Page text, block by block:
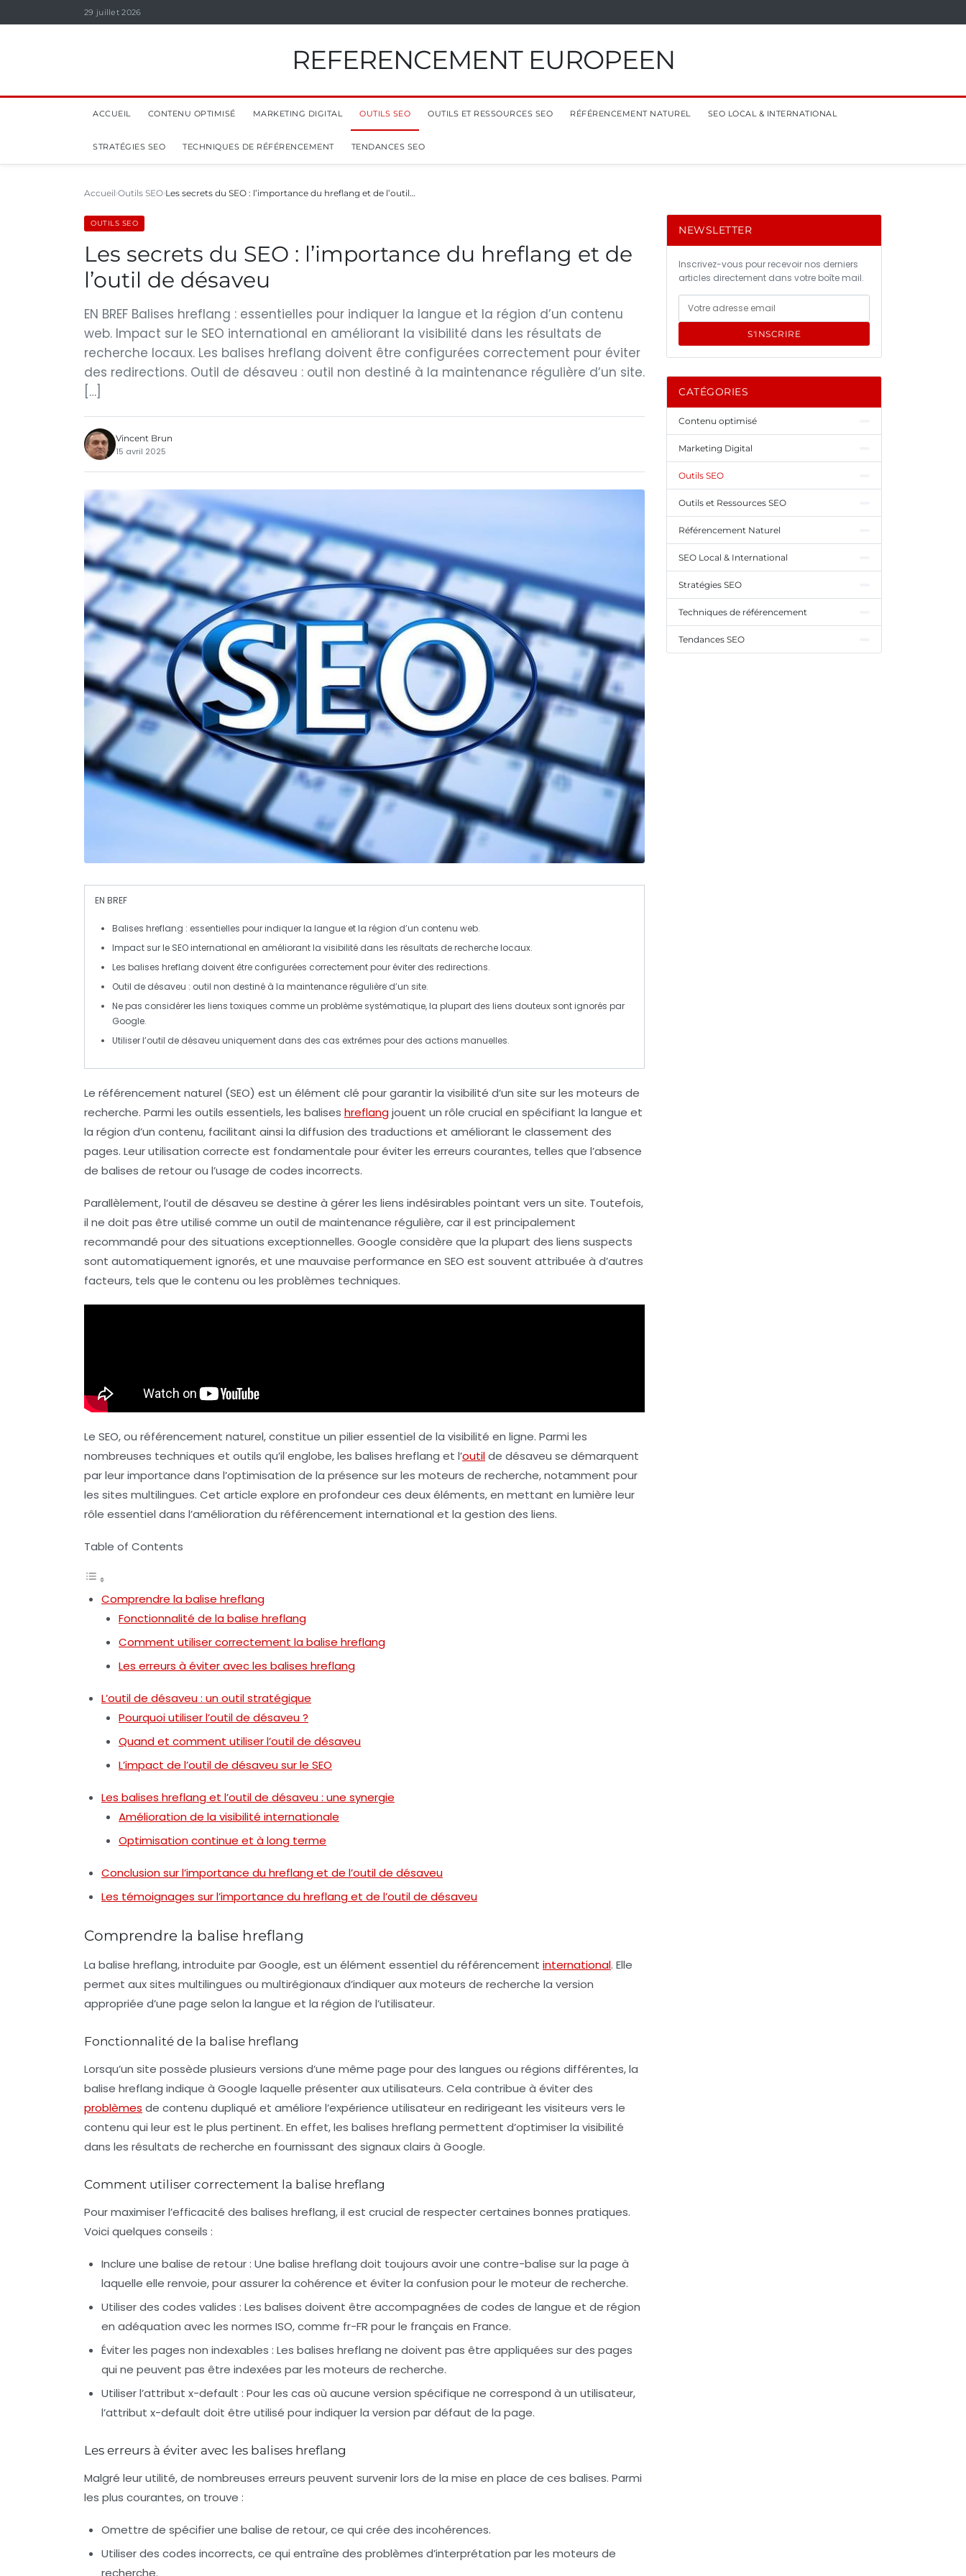
29 juillet 2026
REFERENCEMENT EUROPEEN
ACCUEIL CONTENU OPTIMISÉ MARKETING DIGITAL OUTILS SEO OUTILS ET RESSOURCES SEO RÉFÉRENCEMENT NATUREL SEO LOCAL & INTERNATIONAL
STRATÉGIES SEO TECHNIQUES DE RÉFÉRENCEMENT TENDANCES SEO
Accueil Outils SEO Les secrets du SEO : l’importance du hreflang et de l’outil…
OUTILS SEO
Les secrets du SEO : l’importance du hreflang et de
l’outil de désaveu
EN BREF Balises hreflang : essentielles pour indiquer la langue et la région d’un contenu
web. Impact sur le SEO international en améliorant la visibilité dans les résultats de
recherche locaux. Les balises hreflang doivent être configurées correctement pour éviter
des redirections. Outil de désaveu : outil non destiné à la maintenance régulière d’un site.
[…]
Vincent Brun
15 avril 2025
EN BREF
Balises hreflang : essentielles pour indiquer la langue et la région d’un contenu web.
Impact sur le SEO international en améliorant la visibilité dans les résultats de recherche locaux.
Les balises hreflang doivent être configurées correctement pour éviter des redirections.
Outil de désaveu : outil non destiné à la maintenance régulière d’un site.
Ne pas considérer les liens toxiques comme un problème systématique, la plupart des liens douteux sont ignorés par
Google.
Utiliser l’outil de désaveu uniquement dans des cas extrêmes pour des actions manuelles.
Le référencement naturel (SEO) est un élément clé pour garantir la visibilité d’un site sur les moteurs de
recherche. Parmi les outils essentiels, les balises hreflangjouent un rôle crucial en spécifiant la langue et
la région d’un contenu, facilitant ainsi la diffusion des traductions et améliorant le classement des
pages. Leur utilisation correcte est fondamentale pour éviter les erreurs courantes, telles que l’absence
de balises de retour ou l’usage de codes incorrects.
Parallèlement, l’outil de désaveu se destine à gérer les liens indésirables pointant vers un site. Toutefois,
il ne doit pas être utilisé comme un outil de maintenance régulière, car il est principalement
recommandé pour des situations exceptionnelles. Google considère que la plupart des liens suspects
sont automatiquement ignorés, et une mauvaise performance en SEO est souvent attribuée à d’autres
facteurs, tels que le contenu ou les problèmes techniques.
Le SEO, ou référencement naturel, constitue un pilier essentiel de la visibilité en ligne. Parmi les
nombreuses techniques et outils qu’il englobe, les balises hreflang et l’outilde désaveu se démarquent
par leur importance dans l’optimisation de la présence sur les moteurs de recherche, notamment pour
les sites multilingues. Cet article explore en profondeur ces deux éléments, en mettant en lumière leur
rôle essentiel dans l’amélioration du référencement international et la gestion des liens.
Table of Contents
Comprendre la balise hreflang
Fonctionnalité de la balise hreflang
Comment utiliser correctement la balise hreflang
Les erreurs à éviter avec les balises hreflang
L’outil de désaveu : un outil stratégique
Pourquoi utiliser l’outil de désaveu ?
Quand et comment utiliser l’outil de désaveu
L’impact de l’outil de désaveu sur le SEO
Les balises hreflang et l’outil de désaveu : une synergie
Amélioration de la visibilité internationale
Optimisation continue et à long terme
Conclusion sur l’importance du hreflang et de l’outil de désaveu
Les témoignages sur l’importance du hreflang et de l’outil de désaveu
Comprendre la balise hreflang
La balise hreflang, introduite par Google, est un élément essentiel du référencement international. Elle
permet aux sites multilingues ou multirégionaux d’indiquer aux moteurs de recherche la version
appropriée d’une page selon la langue et la région de l’utilisateur.
Fonctionnalité de la balise hreflang
Lorsqu’un site possède plusieurs versions d’une même page pour des langues ou régions différentes, la
balise hreflang indique à Google laquelle présenter aux utilisateurs. Cela contribue à éviter des
problèmes de contenu dupliqué et améliore l’expérience utilisateuren redirigeant les visiteurs vers le
contenu qui leur est le plus pertinent. En effet, les balises hreflang permettent d’optimiser la visibilité
dans les résultats de recherche en fournissant des signaux clairs à Google.
Comment utiliser correctement la balise hreflang
Pour maximiser l’efficacité des balises hreflang, il est crucial de respecter certaines bonnes pratiques.
Voici quelques conseils :
Inclure une balise de retour: Une balise hreflang doit toujours avoir une contre-balise sur la page à
laquelle elle renvoie, pour assurer la cohérence et éviter la confusion pour le moteur de recherche.
Utiliser des codes valides : Les balises doivent être accompagnées de codes de langue et de région
en adéquation avec les normes ISO, comme fr-FR pour le français en France.
Éviter les pages non indexables : Les balises hreflang ne doivent pas être appliquées sur des pages
qui ne peuvent pas être indexées par les moteurs de recherche.
Utiliser l’attribut x-default : Pour les cas où aucune version spécifique ne correspond à un utilisateur,
l’attribut x-default doit être utilisé pour indiquer la version par défaut de la page.
Les erreurs à éviter avec les balises hreflang
Malgré leur utilité, de nombreuses erreurs peuvent survenir lors de la mise en place de ces balises. Parmi
les plus courantes, on trouve :
Omettre de spécifier une balise de retour, ce qui crée des incohérences.
Utiliser des codes incorrects, ce qui entraîne des problèmes d’interprétation par les moteurs de
recherche.
NEWSLETTER
Inscrivez-vous pour recevoir nos derniers
articles directement dans votre boîte mail.
S'INSCRIRE
CATÉGORIES
Contenu optimisé
Marketing Digital
Outils SEO
Outils et Ressources SEO
Référencement Naturel
SEO Local & International
Stratégies SEO
Techniques de référencement
Tendances SEO